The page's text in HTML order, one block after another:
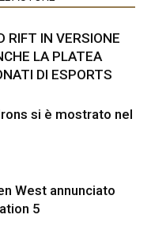
RIFT IN VERSIONE
LA PLATEA
DI ESPORTS
si è mostrato nel
West annunciato
5